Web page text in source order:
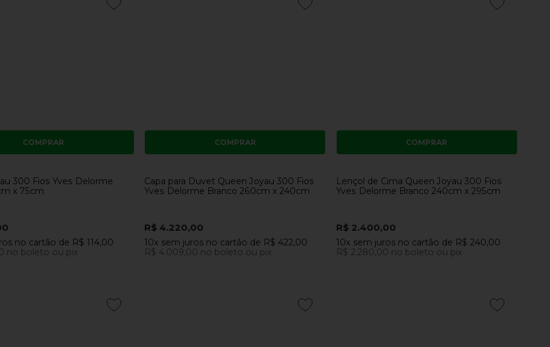
300 Fios Yves Delorme
x 75cm
no cartão de R$ 114,00
no boleto ou pix
COMPRAR
Capa para Duvet Queen Joyau 300 Fios
Yves Delorme Branco 260cm x 240cm
R$ 4.220,00
10x sem juros no cartão de R$ 422,00
R$ 4.009,00 no boleto ou pix
COMPRAR
Lençol de Cima Queen Joyau 300 Fios
Yves Delorme Branco 240cm x 295cm
R$ 2.400,00
10x sem juros no cartão de R$ 240,00
R$ 2.280,00 no boleto ou pix
COMPRAR